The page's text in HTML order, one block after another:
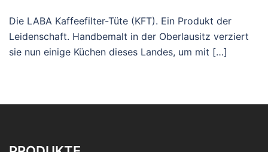
Die LABA Kaffeefilter-Tüte (KFT). Ein Produkt der
Leidenschaft. Handbemalt in der Oberlausitz verziert
sie nun einige Küchen dieses Landes, um mit […]